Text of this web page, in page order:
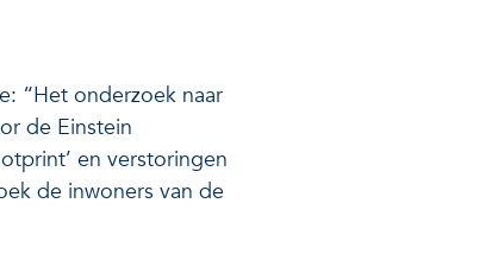
“Het onderzoek naar
de Einstein
en verstoringen
de inwoners van de